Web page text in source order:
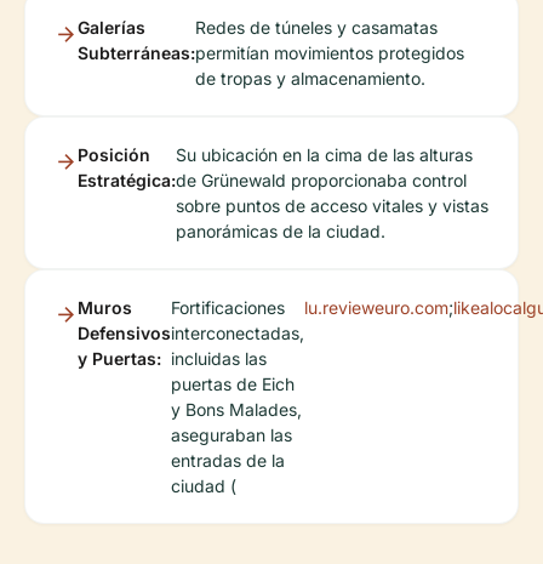
Galerías
Subterráneas:
Redes de túneles y casamatas
permitían movimientos protegidos
de tropas y almacenamiento.
Posición
Estratégica:
Su ubicación en la cima de las alturas
de Grünewald proporcionaba control
sobre puntos de acceso vitales y vistas
panorámicas de la ciudad.
Muros
Defensivos
y Puertas:
Fortificaciones
interconectadas,
incluidas las
puertas de Eich
y Bons Malades,
aseguraban las
entradas de la
ciudad (
lu.revieweuro.com;